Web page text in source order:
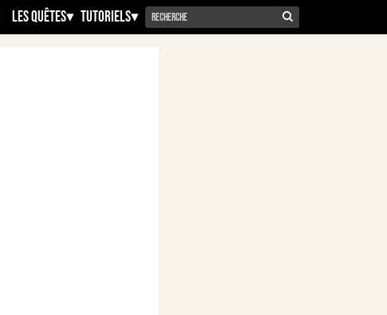
Les Quêtes▾ Tutoriels▾